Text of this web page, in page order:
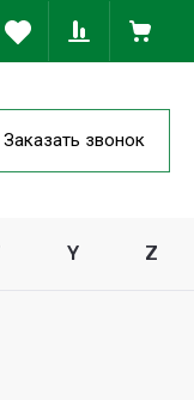
Заказать звонок
Y Z